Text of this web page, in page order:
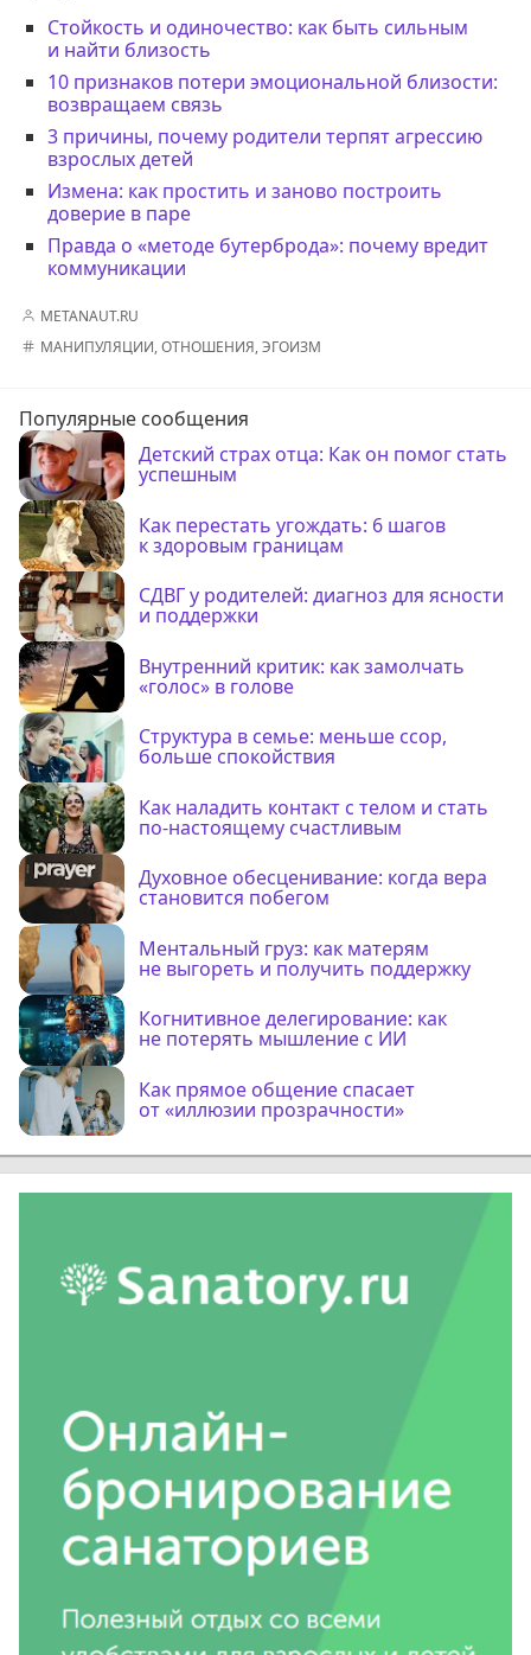
Стойкость и одиночество: как быть сильным
и найти близость
10 признаков потери эмоциональной близости:
возвращаем связь
3 причины, почему родители терпят агрессию
взрослых детей
Измена: как простить и заново построить
доверие в паре
Правда о «методе бутерброда»: почему вредит
коммуникации
METANAUT.RU
МАНИПУЛЯЦИИ,ОТНОШЕНИЯ,ЭГОИЗМ
Популярные сообщения
Детский страх отца: Как он помог стать
успешным
Как перестать угождать: 6 шагов
к здоровым границам
СДВГ у родителей: диагноз для ясности
и поддержки
Внутренний критик: как замолчать
«голос» в голове
Структура в семье: меньше ссор,
больше спокойствия
Как наладить контакт с телом и стать
по-настоящему счастливым
Духовное обесценивание: когда вера
становится побегом
Ментальный груз: как матерям
не выгореть и получить поддержку
Когнитивное делегирование: как
не потерять мышление с ИИ
Как прямое общение спасает
от «иллюзии прозрачности»